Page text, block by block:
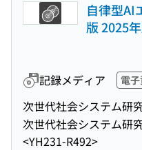
自律型AI
版 2025
記録メディア 電
次世代社会システム研
次世代社会システム研
<YH231-R492>